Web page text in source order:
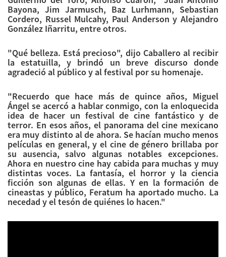
Bayona, Jim Jarmusch, Baz Lurhmann, Sebastian
Cordero, Russel Mulcahy, Paul Anderson y Alejandro
González Iñarritu, entre otros.
"Qué belleza. Está precioso", dijo Caballero al recibir
la estatuilla, y brindó un breve discurso donde
agradeció al público y al festival por su homenaje.
"Recuerdo que hace más de quince años, Miguel
Ángel se acercó a hablar conmigo, con la enloquecida
idea de hacer un festival de cine fantástico y de
terror. En esos años, el panorama del cine mexicano
era muy distinto al de ahora. Se hacían mucho menos
películas en general, y el cine de género brillaba por
su ausencia, salvo algunas notables excepciones.
Ahora en nuestro cine hay cabida para muchas y muy
distintas voces. La fantasía, el horror y la ciencia
ficción son algunas de ellas. Y en la formación de
cineastas y público, Feratum ha aportado mucho. La
necedad y el tesón de quiénes lo hacen."